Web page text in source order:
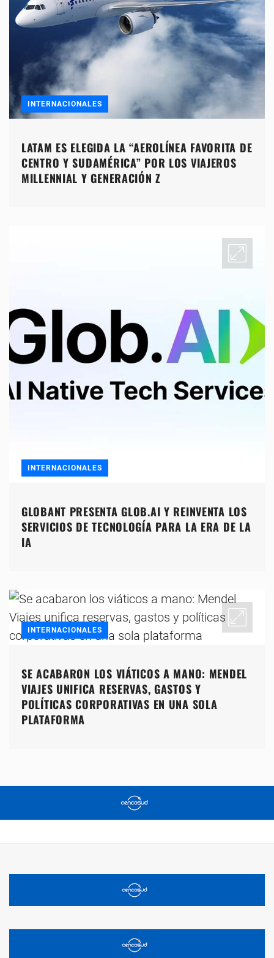
INTERNACIONALES
LATAM ES ELEGIDA LA “AEROLÍNEA FAVORITA DE
CENTRO Y SUDAMÉRICA” POR LOS VIAJEROS
MILLENNIAL Y GENERACIÓN Z
INTERNACIONALES
GLOBANT PRESENTA GLOB.AI Y REINVENTA LOS
SERVICIOS DE TECNOLOGÍA PARA LA ERA DE LA
IA
INTERNACIONALES
SE ACABARON LOS VIÁTICOS A MANO: MENDEL
VIAJES UNIFICA RESERVAS, GASTOS Y
POLÍTICAS CORPORATIVAS EN UNA SOLA
PLATAFORMA